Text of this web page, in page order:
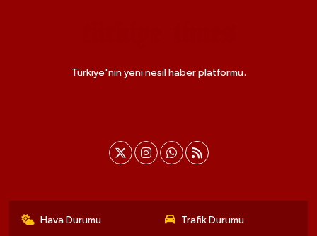
Türkiye'nin yeni nesil haber platformu.
Hava Durumu Trafik Durumu